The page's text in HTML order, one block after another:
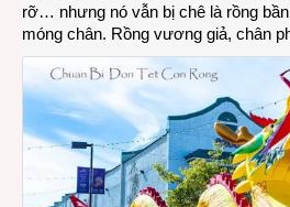
rỡ… nhưng nó vẫn bị chê là rồng
móng chân. Rồng vương giả, chân